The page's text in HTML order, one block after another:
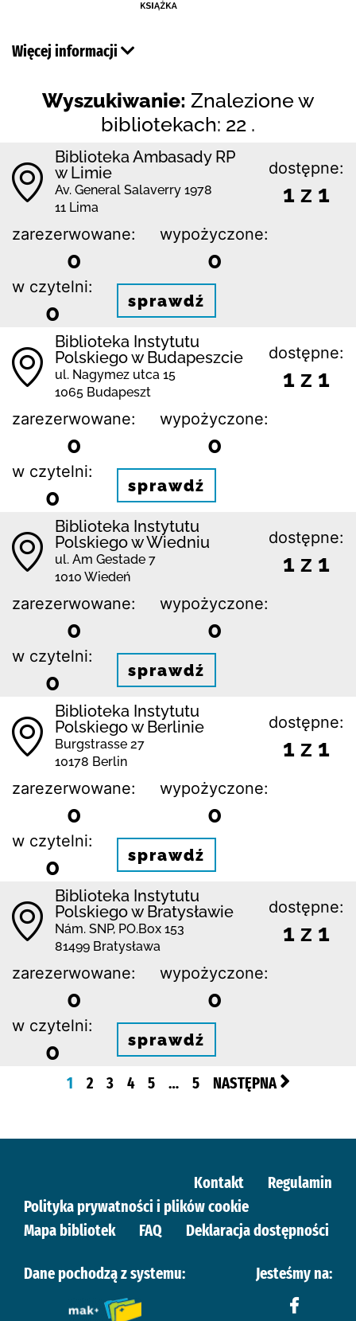
Więcej informacji
Wyszukiwanie: Znalezione w
bibliotekach: 22 .
Biblioteka Ambasady RP
w Limie
Av. General Salaverry 1978
11 Lima
dostępne:
1 z 1
zarezerwowane:
0
wypożyczone:
0
w czytelni:
0 sprawdź
Biblioteka Instytutu
Polskiego w Budapeszcie
ul. Nagymez utca 15
1065 Budapeszt
dostępne:
1 z 1
zarezerwowane:
0
wypożyczone:
0
w czytelni:
0 sprawdź
Biblioteka Instytutu
Polskiego w Wiedniu
ul. Am Gestade 7
1010 Wiedeń
dostępne:
1 z 1
zarezerwowane:
0
wypożyczone:
0
w czytelni:
0 sprawdź
Biblioteka Instytutu
Polskiego w Berlinie
Burgstrasse 27
10178 Berlin
dostępne:
1 z 1
zarezerwowane:
0
wypożyczone:
0
w czytelni:
0 sprawdź
Biblioteka Instytutu
Polskiego w Bratysławie
Nám. SNP, PO.Box 153
81499 Bratysława
dostępne:
1 z 1
zarezerwowane:
0
wypożyczone:
0
w czytelni:
0 sprawdź
1 2 3 4 5 … 5 NASTĘPNA
Kontakt
Regulamin
Polityka prywatności i plików cookie
Mapa bibliotek
FAQ Deklaracja dostępności
Dane pochodzą z systemu: Jesteśmy na: